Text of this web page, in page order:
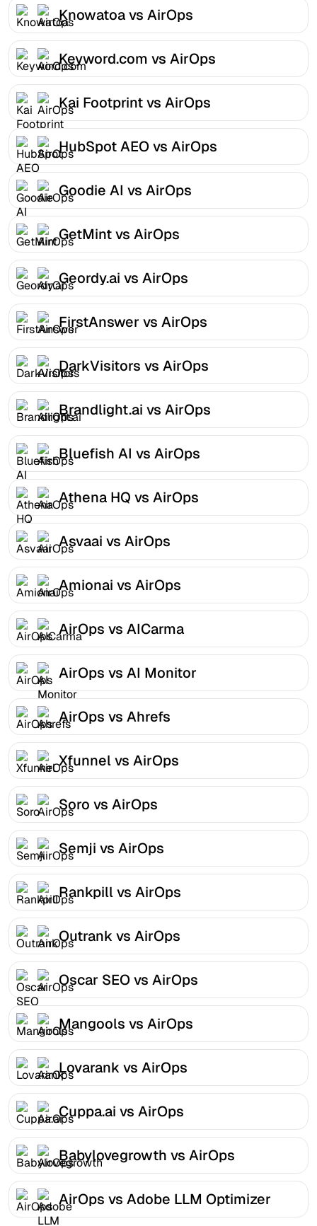
Knowatoa vs AirOps
Keyword.com vs AirOps
Kai Footprint vs AirOps
HubSpot AEO vs AirOps
Goodie AI vs AirOps
GetMint vs AirOps
Geordy.ai vs AirOps
FirstAnswer vs AirOps
DarkVisitors vs AirOps
Brandlight.ai vs AirOps
Bluefish AI vs AirOps
Athena HQ vs AirOps
Asvaai vs AirOps
Amionai vs AirOps
AirOps vs AICarma
AirOps vs AI Monitor
AirOps vs Ahrefs
Xfunnel vs AirOps
Soro vs AirOps
Semji vs AirOps
Rankpill vs AirOps
Outrank vs AirOps
Oscar SEO vs AirOps
Mangools vs AirOps
Lovarank vs AirOps
Cuppa.ai vs AirOps
Babylovegrowth vs AirOps
AirOps vs Adobe LLM Optimizer